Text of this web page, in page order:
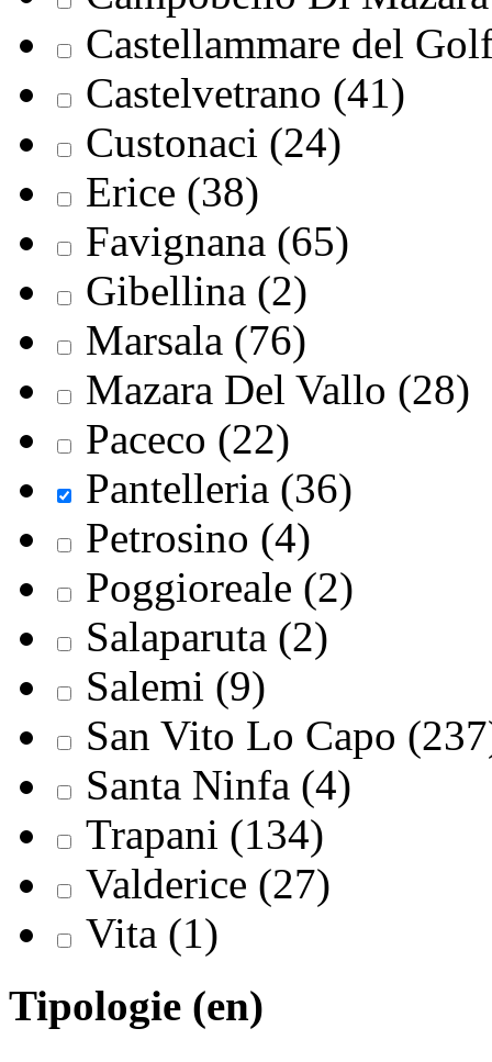
Castellammare del
Castelvetrano (41)
Custonaci (24)
Erice (38)
Favignana (65)
Gibellina (2)
Marsala (76)
Mazara Del Vallo (28)
Paceco (22)
Pantelleria (36)
Petrosino (4)
Poggioreale (2)
Salaparuta (2)
Salemi (9)
San Vito Lo Capo
Santa Ninfa (4)
Trapani (134)
Valderice (27)
Vita (1)
Tipologie (en)